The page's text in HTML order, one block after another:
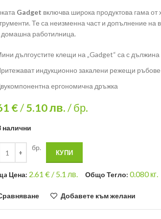
Gadget включва широка продуктова гама от
Те са неизменна част и допълнение на
домашна работилница.
дългоустите клещи на „Gadget“ са с дължина
индукционно закалени режещи ръбове
eргономична дръжка
€/5.10лв./ бр.
налични
бр.
КУПИ
Цена: 2.61 € / 5.1 лв. Общо Тегло: 0.080кг.
Добавете към желани